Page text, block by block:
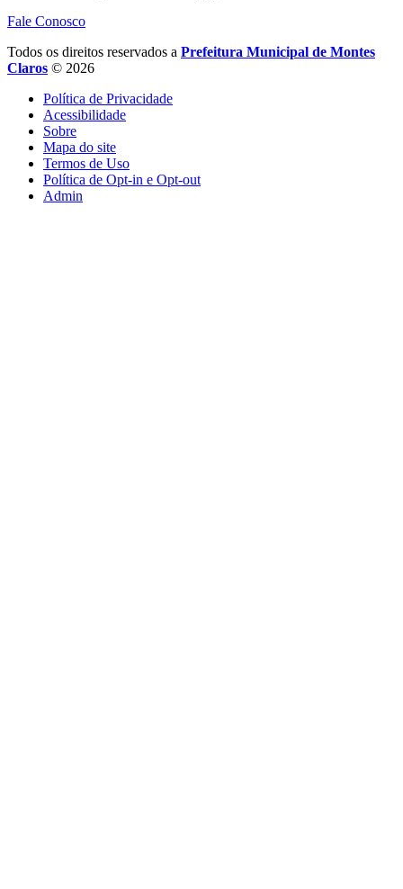
Fale Conosco
Todos os direitos reservados a Prefeitura Municipal de Montes
Claros © 2026
Política de Privacidade
Acessibilidade
Sobre
Mapa do site
Termos de Uso
Política de Opt-in e Opt-out
Admin